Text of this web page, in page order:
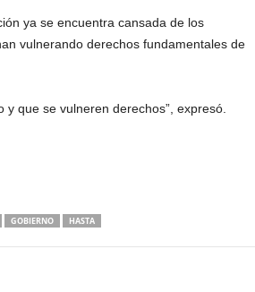
ya se encuentra cansada de los
vulnerando derechos fundamentales de
que se vulneren derechos”, expresó.
GOBIERNO HASTA